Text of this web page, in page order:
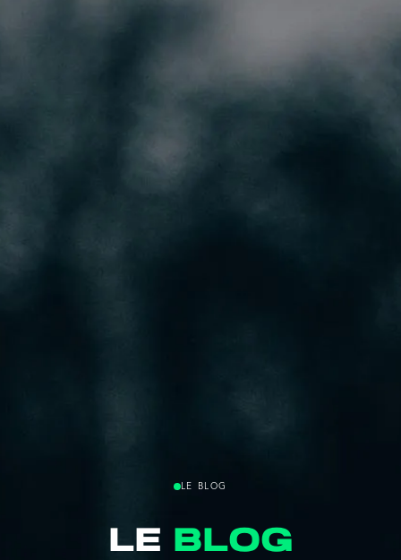
LE BLOG
le blog